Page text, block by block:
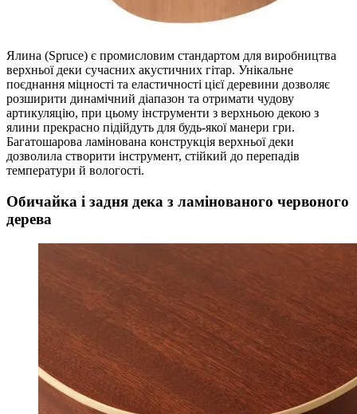
Ялина (Spruce) є промисловим стандартом для виробництва
верхньої деки сучасних акустичних гітар. Унікальне
поєднання міцності та еластичності цієї деревини дозволяє
розширити динамічний діапазон та отримати чудову
артикуляцію, при цьому інструменти з верхньою декою з
ялини прекрасно підійдуть для будь-якої манери гри.
Багатошарова ламінована конструкція верхньої деки
дозволила створити інструмент, стійкий до перепадів
температури й вологості.
Обичайка і задня дека з ламінованого червоного
дерева